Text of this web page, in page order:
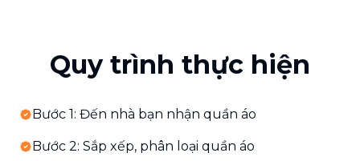
Quy trình thực hiện
Bước 1: Đến nhà bạn nhận quần áo
Bước 2: Sắp xếp, phân loại quần áo